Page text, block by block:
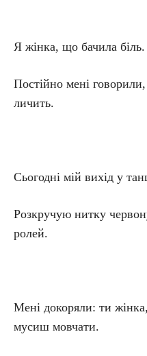
Я жінка, що бачила
Постійно мені
личить.
Сьогодні мій вихід у
Розкручую нитку
ролей.
Мені докоряли: ти
мусиш мовчати.